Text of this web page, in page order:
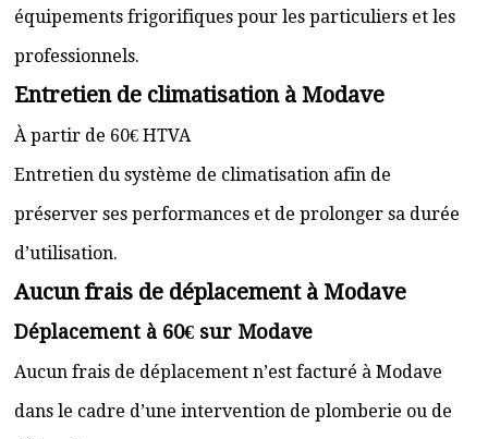
équipements frigorifiques pour les particuliers et les
professionnels.
Entretien de climatisation à Modave
À partir de 60€ HTVA
Entretien du système de climatisation afin de
préserver ses performances et de prolonger sa durée
d’utilisation.
Aucun frais de déplacement à Modave
Déplacement à 60€ sur Modave
Aucun frais de déplacement n’est facturé à Modave
dans le cadre d’une intervention de plomberie ou de